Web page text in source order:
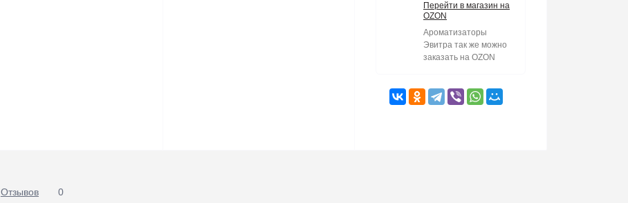
Перейти в магазин на
OZON
Ароматизаторы
Эвитра так же можно
заказать на OZON
Отзывов 0